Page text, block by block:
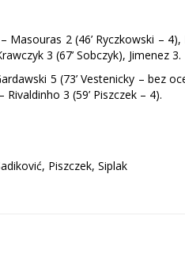
2 (46’ Ryczkowski –
3 (67’ Sobczyk), Jimenez 3.
5 (73’ Vestenicky – bez
3 (59’ Piszczek – 4).
Piszczek, Siplak